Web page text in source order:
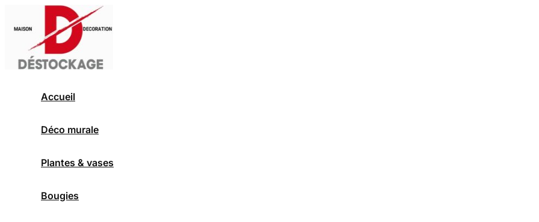
au
contenu
Accueil
Déco murale
Plantes & vases
Bougies